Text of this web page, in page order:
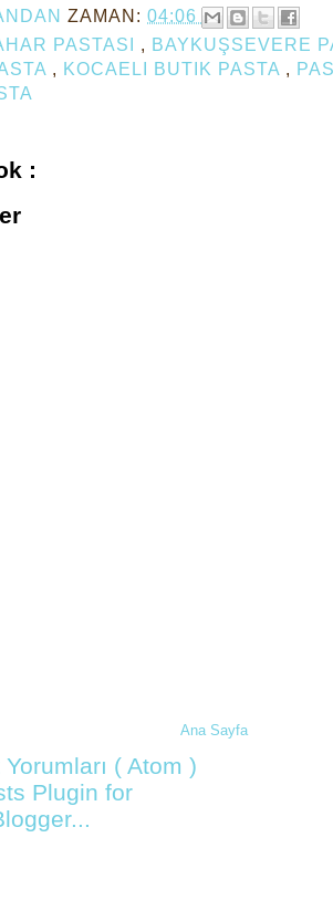
ZAMAN: 04:06
PASTASI , BAYKUŞSEVERE
, KOCAELI BUTIK PASTA ,
:
Ana Sayfa
Yorumları ( Atom )